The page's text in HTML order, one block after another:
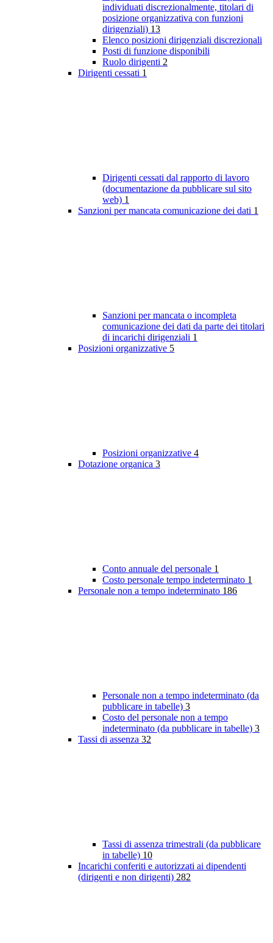
individuati discrezionalmente, titolari di
posizione organizzativa con funzioni
dirigenziali) 13
Elenco posizioni dirigenziali discrezionali
Posti di funzione disponibili
Ruolo dirigenti 2
Dirigenti cessati 1
Dirigenti cessati dal rapporto di lavoro
(documentazione da pubblicare sul sito
web) 1
Sanzioni per mancata comunicazione dei dati 1
Sanzioni per mancata o incompleta
comunicazione dei dati da parte dei titolari
di incarichi dirigenziali 1
Posizioni organizzative 5
Posizioni organizzative 4
Dotazione organica 3
Conto annuale del personale 1
Costo personale tempo indeterminato 1
Personale non a tempo indeterminato 186
Personale non a tempo indeterminato (da
pubblicare in tabelle) 3
Costo del personale non a tempo
indeterminato (da pubblicare in tabelle) 3
Tassi di assenza 32
Tassi di assenza trimestrali (da pubblicare
in tabelle) 10
Incarichi conferiti e autorizzati ai dipendenti
(dirigenti e non dirigenti) 282